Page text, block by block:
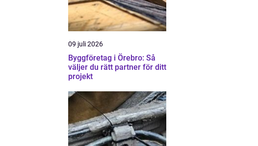
09 juli 2026
Byggföretag i Örebro: Så
väljer du rätt partner för ditt
projekt